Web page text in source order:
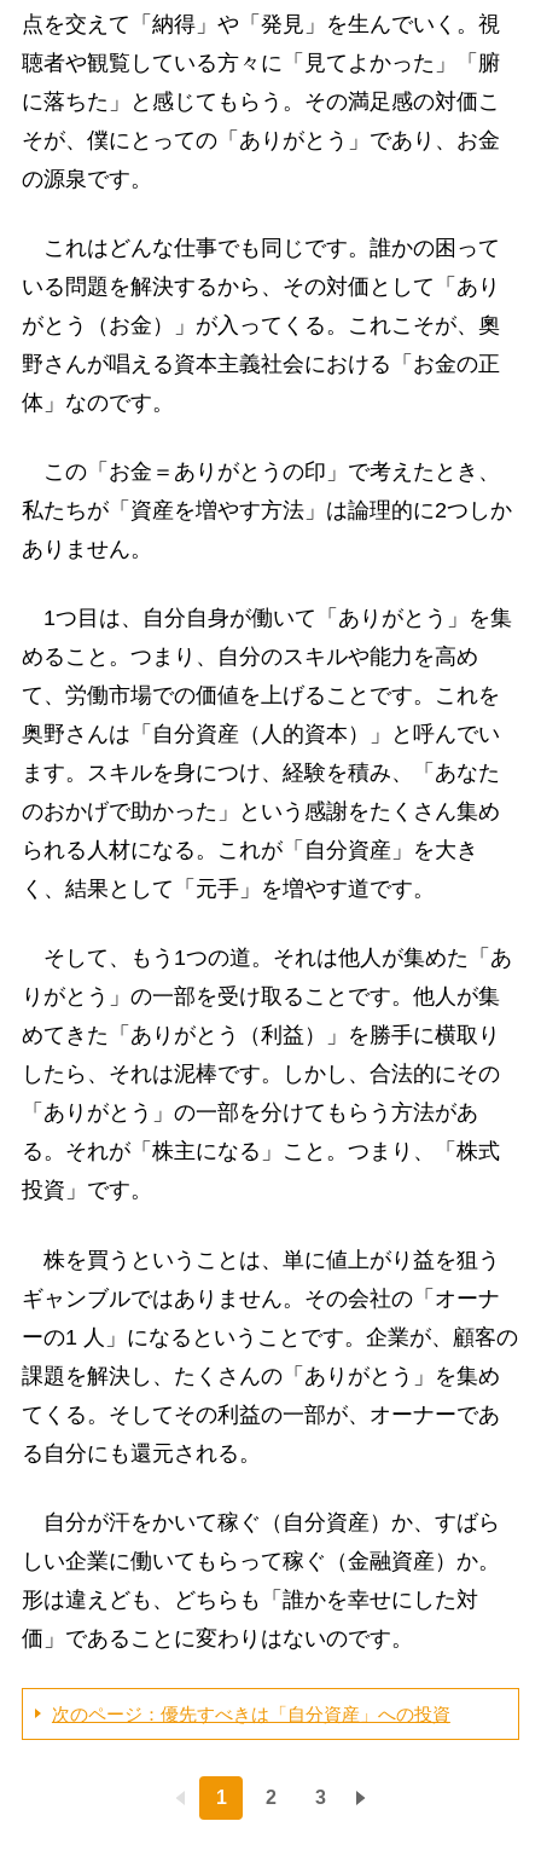
点を交えて「納得」や「発見」を生んでいく。視
聴者や観覧している方々に「見てよかった」「腑
に落ちた」と感じてもらう。その満足感の対価こ
そが、僕にとっての「ありがとう」であり、お金
の源泉です。
これはどんな仕事でも同じです。誰かの困って
いる問題を解決するから、その対価として「あり
がとう（お金）」が入ってくる。これこそが、奧
野さんが唱える資本主義社会における「お金の正
体」なのです。
この「お金＝ありがとうの印」で考えたとき、
私たちが「資産を増やす方法」は論理的に2つしか
ありません。
1つ目は、自分自身が働いて「ありがとう」を集
めること。つまり、自分のスキルや能力を高め
て、労働市場での価値を上げることです。これを
奥野さんは「自分資産（人的資本）」と呼んでい
ます。スキルを身につけ、経験を積み、「あなた
のおかげで助かった」という感謝をたくさん集め
られる人材になる。これが「自分資産」を大き
く、結果として「元手」を増やす道です。
そして、もう1つの道。それは他人が集めた「あ
りがとう」の一部を受け取ることです。他人が集
めてきた「ありがとう（利益）」を勝手に横取り
したら、それは泥棒です。しかし、合法的にその
「ありがとう」の一部を分けてもらう方法があ
る。それが「株主になる」こと。つまり、「株式
投資」です。
株を買うということは、単に値上がり益を狙う
ギャンブルではありません。その会社の「オーナ
ーの1 人」になるということです。企業が、顧客の
課題を解決し、たくさんの「ありがとう」を集め
てくる。そしてその利益の一部が、オーナーであ
る自分にも還元される。
自分が汗をかいて稼ぐ（自分資産）か、すばら
しい企業に働いてもらって稼ぐ（金融資産）か。
形は違えども、どちらも「誰かを幸せにした対
価」であることに変わりはないのです。
次のページ：優先すべきは「自分資産」への投資
1 2 3